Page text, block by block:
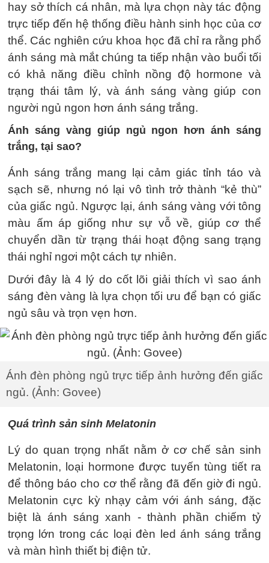
hay sở thích cá nhân, mà lựa chọn này tác động
trực tiếp đến hệ thống điều hành sinh học của cơ
thể. Các nghiên cứu khoa học đã chỉ ra rằng phổ
ánh sáng mà mắt chúng ta tiếp nhận vào buổi tối
có khả năng điều chỉnh nồng độ hormone và
trạng thái tâm lý, và ánh sáng vàng giúp con
người ngủ ngon hơn ánh sáng trắng.
Ánh sáng vàng giúp ngủ ngon hơn ánh sáng
trắng, tại sao?
Ánh sáng trắng mang lại cảm giác tỉnh táo và
sạch sẽ, nhưng nó lại vô tình trở thành “kẻ thù”
của giấc ngủ. Ngược lại, ánh sáng vàng với tông
màu ấm áp giống như sự vỗ về, giúp cơ thể
chuyển dần từ trạng thái hoạt động sang trạng
thái nghỉ ngơi một cách tự nhiên.
Dưới đây là 4 lý do cốt lõi giải thích vì sao ánh
sáng đèn vàng là lựa chọn tối ưu để bạn có giấc
ngủ sâu và trọn vẹn hơn.
Ánh đèn phòng ngủ trực tiếp ảnh hưởng đến giấc
ngủ. (Ảnh: Govee)
Quá trình sản sinh Melatonin
Lý do quan trọng nhất nằm ở cơ chế sản sinh
Melatonin, loại hormone được tuyến tùng tiết ra
để thông báo cho cơ thể rằng đã đến giờ đi ngủ.
Melatonin cực kỳ nhạy cảm với ánh sáng, đặc
biệt là ánh sáng xanh - thành phần chiếm tỷ
trọng lớn trong các loại đèn led ánh sáng trắng
và màn hình thiết bị điện tử.